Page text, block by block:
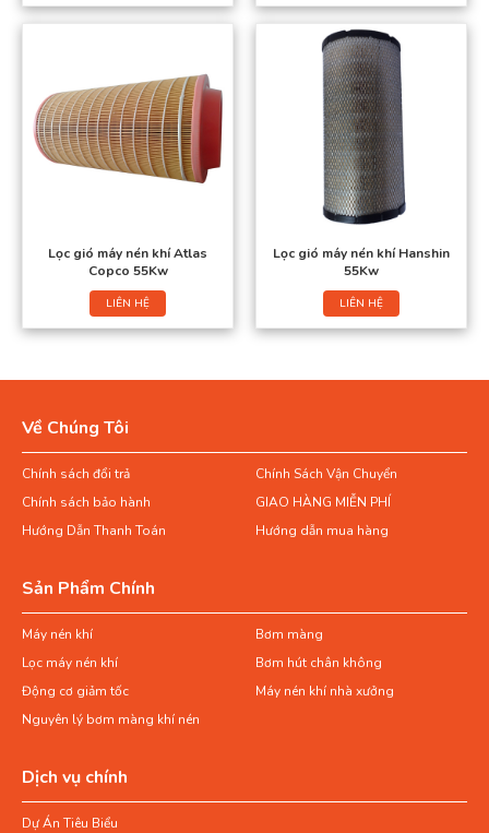
Lọc gió máy nén khí Atlas
Copco 55Kw
LIÊN HỆ
Lọc gió máy nén khí Hanshin
55Kw
LIÊN HỆ
Về Chúng Tôi
Chính sách đổi trả
Chính Sách Vận Chuyển
Chính sách bảo hành
GIAO HÀNG MIỄN PHÍ
Hướng Dẫn Thanh Toán
Hướng dẫn mua hàng
Sản Phẩm Chính
Máy nén khí
Bơm màng
Lọc máy nén khí
Bơm hút chân không
Động cơ giảm tốc
Máy nén khí nhà xưởng
Nguyên lý bơm màng khí nén
Dịch vụ chính
Dự Án Tiêu Biểu